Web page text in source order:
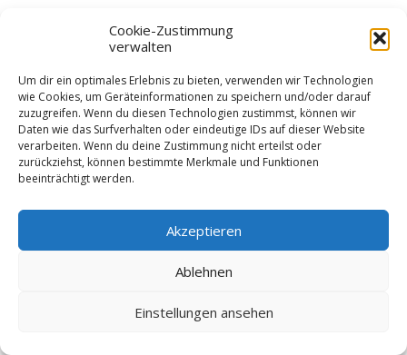
Cookie-Zustimmung
verwalten
Um dir ein optimales Erlebnis zu bieten, verwenden wir Technologien
wie Cookies, um Geräteinformationen zu speichern und/oder darauf
zuzugreifen. Wenn du diesen Technologien zustimmst, können wir
Daten wie das Surfverhalten oder eindeutige IDs auf dieser Website
verarbeiten. Wenn du deine Zustimmung nicht erteilst oder
zurückziehst, können bestimmte Merkmale und Funktionen
beeinträchtigt werden.
Akzeptieren
Ablehnen
Einstellungen ansehen
Mit einem Videotreffen haben wir am 11. und 12.
Januar 2022 unser neues Erasmus+-Projekt „Message
Read More